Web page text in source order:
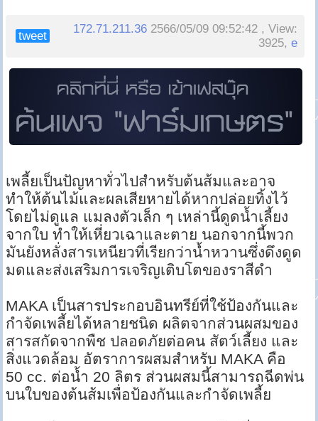
tweet
172.71.211.36 2566/05/09 09:52:42 , View:
3925,e
เพลี้ยเป็นปัญหาทั่วไปสำหรับต้นส้มและอาจ
ทำให้ต้นไม้และผลเสียหายได้หากปล่อยทิ้งไว้
โดยไม่ดูแล แมลงตัวเล็ก ๆ เหล่านี้ดูดน้ำเลี้ยง
จากใบ ทำให้เหี่ยวเฉาและตาย นอกจากนี้พวก
มันยังหลั่งสารเหนียวที่เรียกว่าน้ำหวานซึ่งดึงดูด
มดและส่งเสริมการเจริญเติบโตของราสีดำ
MAKA เป็นสารประกอบอินทรีย์ที่ใช้ป้องกันและ
กำจัดเพลี้ยได้หลายชนิด ผลิตจากส่วนผสมของ
สารสกัดจากพืช ปลอดภัยต่อคน สัตว์เลี้ยง และ
สิ่งแวดล้อม อัตราการผสมสำหรับ MAKA คือ
50 cc. ต่อน้ำ 20 ลิตร ส่วนผสมนี้สามารถฉีดพ่น
บนใบของต้นส้มเพื่อป้องกันและกำจัดเพลี้ย